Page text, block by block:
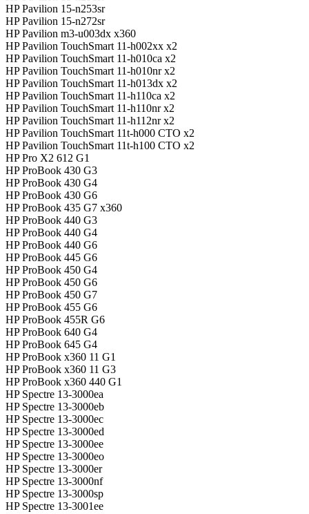
HP Pavilion 15-n253sr
HP Pavilion 15-n272sr
HP Pavilion m3-u003dx x360
HP Pavilion TouchSmart 11-h002xx x2
HP Pavilion TouchSmart 11-h010ca x2
HP Pavilion TouchSmart 11-h010nr x2
HP Pavilion TouchSmart 11-h013dx x2
HP Pavilion TouchSmart 11-h110ca x2
HP Pavilion TouchSmart 11-h110nr x2
HP Pavilion TouchSmart 11-h112nr x2
HP Pavilion TouchSmart 11t-h000 CTO x2
HP Pavilion TouchSmart 11t-h100 CTO x2
HP Pro X2 612 G1
HP ProBook 430 G3
HP ProBook 430 G4
HP ProBook 430 G6
HP ProBook 435 G7 x360
HP ProBook 440 G3
HP ProBook 440 G4
HP ProBook 440 G6
HP ProBook 445 G6
HP ProBook 450 G4
HP ProBook 450 G6
HP ProBook 450 G7
HP ProBook 455 G6
HP ProBook 455R G6
HP ProBook 640 G4
HP ProBook 645 G4
HP ProBook x360 11 G1
HP ProBook x360 11 G3
HP ProBook x360 440 G1
HP Spectre 13-3000ea
HP Spectre 13-3000eb
HP Spectre 13-3000ec
HP Spectre 13-3000ed
HP Spectre 13-3000ee
HP Spectre 13-3000eo
HP Spectre 13-3000er
HP Spectre 13-3000nf
HP Spectre 13-3000sp
HP Spectre 13-3001ee